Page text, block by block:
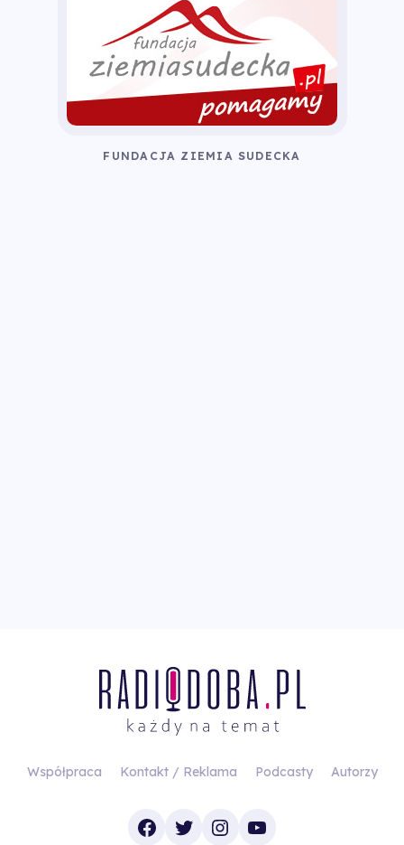
FUNDACJA ZIEMIA SUDECKA
Współpraca Kontakt / Reklama Podcasty Autorzy
Facebook
TwitterInstagram
YouTube